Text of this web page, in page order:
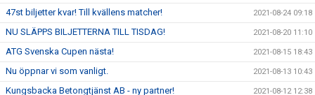
47st biljetter kvar! Till kvällens matcher! 2021-08-24 09:18
NU SLÄPPS BILJETTERNA TILL TISDAG! 2021-08-20 11:10
ATG Svenska Cupen nästa! 2021-08-15 18:43
Nu öppnar vi som vanligt. 2021-08-13 10:43
Kungsbacka Betongtjänst AB - ny partner! 2021-08-12 12:38